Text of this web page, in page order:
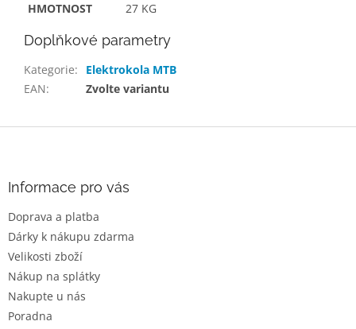
HMOTNOST
27 KG
Doplňkové parametry
Kategorie:
Elektrokola MTB
EAN: Zvolte variantu
Informace pro vás
Doprava a platba
Dárky k nákupu zdarma
Velikosti zboží
Nákup na splátky
Nakupte u nás
Poradna